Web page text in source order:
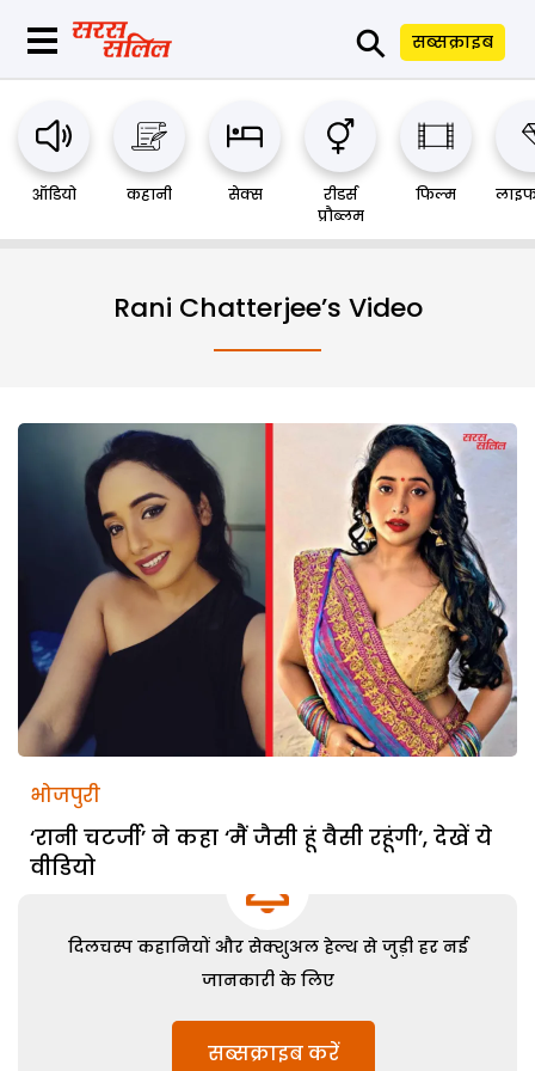
⚲ सब्सक्राइब
ऑडियो कहानी सेक्स
रीडर्स
प्रौब्लम
फिल्म
Rani Chatterjee’s Video
भोजपुरी
‘रानी चटर्जी’ ने कहा ‘मैं जैसी हूं वैसी रहूंगी’, देखें ये
वीडियो
दिलचस्प कहानियों और सेक्शुअल हेल्थ से जुड़ी हर नई
जानकारी के लिए
सब्सक्राइब करें